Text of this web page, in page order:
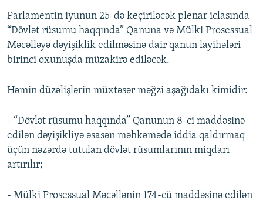
XƏBƏR BÜLLETENLƏRIMIZ
Parlamentin iyunun 25-də keçiriləcək plenar iclasında
“Dövlət rüsumu haqqında” Qanuna və Mülki Prosessual
Məcəlləyə dəyişiklik edilməsinə dair qanun layihələri
birinci oxunuşda müzakirə ediləcək.
Həmin düzəlişlərin müxtəsər məğzi aşağıdakı kimidir:
- “Dövlət rüsumu haqqında” Qanunun 8-ci maddəsinə
edilən dəyişikliyə əsasən məhkəmədə iddia qaldırmaq
üçün nəzərdə tutulan dövlət rüsumlarının miqdarı
artırılır;
- Mülki Prosessual Məcəllənin 174-cü maddəsinə edilən